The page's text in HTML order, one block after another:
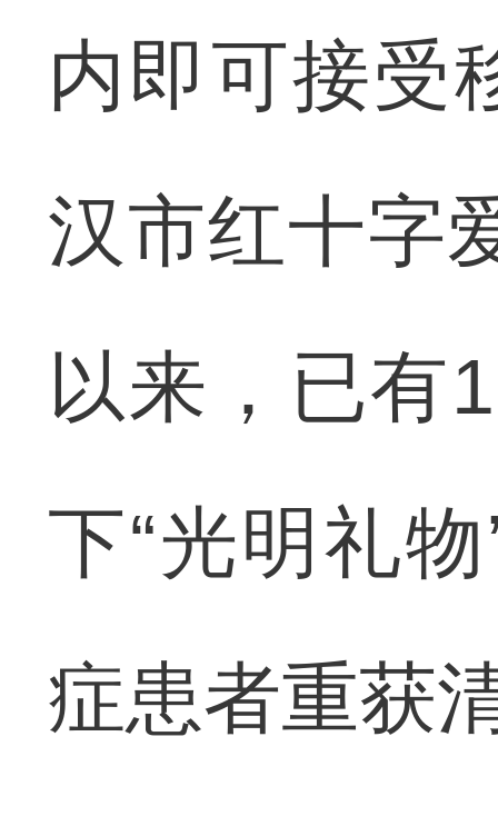
内即可接受
汉市红十字
以来，已有
下“光明礼
症患者重获